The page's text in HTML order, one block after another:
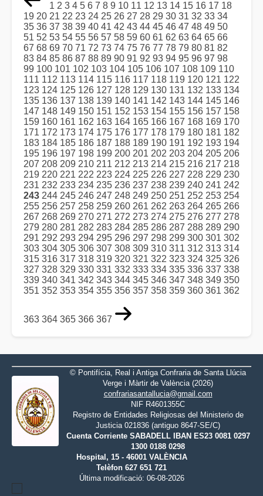
1 2 3 4 5 6 7 8 9 10 11 12 13 14 15 16 17 18
19 20 21 22 23 24 25 26 27 28 29 30 31 32 33 34
35 36 37 38 39 40 41 42 43 44 45 46 47 48 49 50
51 52 53 54 55 56 57 58 59 60 61 62 63 64 65 66
67 68 69 70 71 72 73 74 75 76 77 78 79 80 81 82
83 84 85 86 87 88 89 90 91 92 93 94 95 96 97 98
99 100 101 102 103 104 105 106 107 108 109 110
111 112 113 114 115 116 117 118 119 120 121 122
123 124 125 126 127 128 129 130 131 132 133 134
135 136 137 138 139 140 141 142 143 144 145 146
147 148 149 150 151 152 153 154 155 156 157 158
159 160 161 162 163 164 165 166 167 168 169 170
171 172 173 174 175 176 177 178 179 180 181 182
183 184 185 186 187 188 189 190 191 192 193 194
195 196 197 198 199 200 201 202 203 204 205 206
207 208 209 210 211 212 213 214 215 216 217 218
219 220 221 222 223 224 225 226 227 228 229 230
231 232 233 234 235 236 237 238 239 240 241 242
243 244 245 246 247 248 249 250 251 252 253 254
255 256 257 258 259 260 261 262 263 264 265 266
267 268 269 270 271 272 273 274 275 276 277 278
279 280 281 282 283 284 285 286 287 288 289 290
291 292 293 294 295 296 297 298 299 300 301 302
303 304 305 306 307 308 309 310 311 312 313 314
315 316 317 318 319 320 321 322 323 324 325 326
327 328 329 330 331 332 333 334 335 336 337 338
339 340 341 342 343 344 345 346 347 348 349 350
351 352 353 354 355 356 357 358 359 360 361 362
363 364 365 366 367
© Pontifícia, Real i Antiga Confraria de Santa Llúcia
Verge i Màrtir de València (2026)
confrariasantallucia@gmail.com
NIF R4601355C
Registro de Entidades Religiosas del Ministerio de
Justicia 021836 (antiguo 8647-SE/C)
Cuenta Corriente SABADELL IBAN ES23 0081 0297
1300 0188 0298
Hospital, 15 - 46001 VALÈNCIA
Telèfon 627 651 721
Última modificació: 06-08-2026